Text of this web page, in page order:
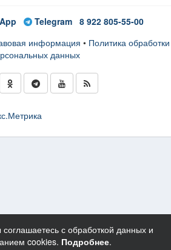
Telegram 8 922 805-55-00
информация • Политика обработки
данных
с обработкой данных и
cookies. Подробнее.